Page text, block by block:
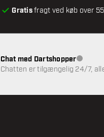
Gratisfragt ved køb over
Chat med Dartshopper
Chatten er tilgængelig 24/7,